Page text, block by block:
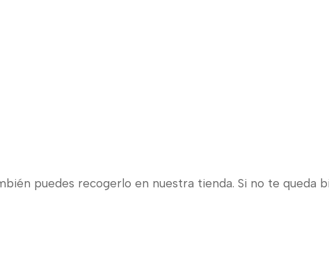
puedes recogerlo en nuestra tienda. Si no te queda